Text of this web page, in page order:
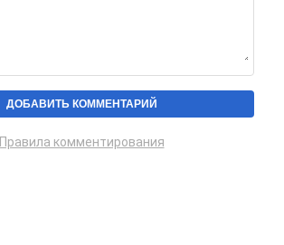
Правила комментирования